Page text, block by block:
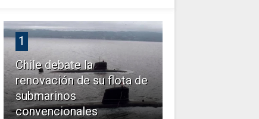
1
Chile debate la
renovación de su flota de
submarinos
convencionales